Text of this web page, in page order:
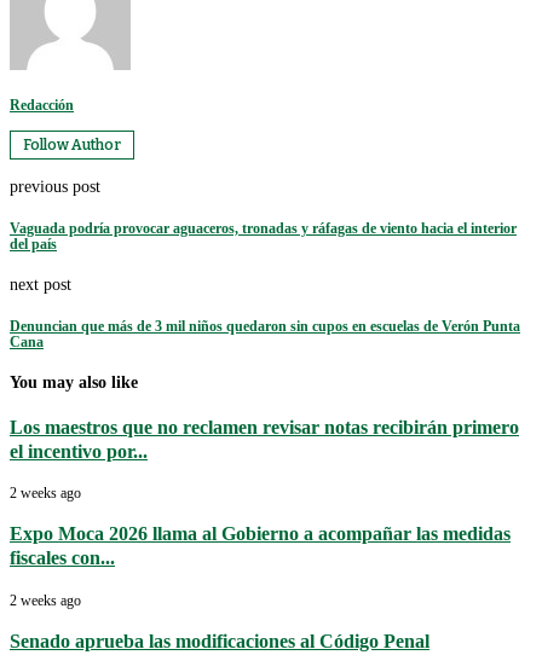
Redacción
Follow Author
previous post
Vaguada podría provocar aguaceros, tronadas y ráfagas de viento hacia el interior
del país
next post
Denuncian que más de 3 mil niños quedaron sin cupos en escuelas de Verón Punta
Cana
You may also like
Los maestros que no reclamen revisar notas recibirán primero
el incentivo por...
2 weeks ago
Expo Moca 2026 llama al Gobierno a acompañar las medidas
fiscales con...
2 weeks ago
Senado aprueba las modificaciones al Código Penal